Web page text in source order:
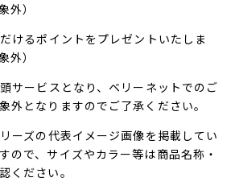
外）
けるポイントをプレゼントいたしま
外）
サービスとなり、ベリーネットでのご
外となりますのでご了承ください。
ーズの代表イメージ画像を掲載してい
ので、サイズやカラー等は商品名称・
ください。